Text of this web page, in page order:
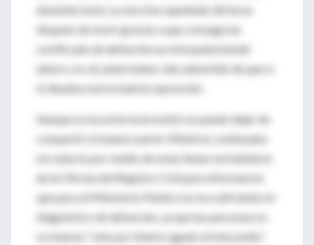
desenterrarlo). La otra fue sepultada 36 horas
después de morir gracias a que conseguí un
certificado de defunción en el hospital donde
laboro, no sin antes haber sido advertido de que si
lo llenaba mal no habría reposición.
Aunque se escuche inverosímil, no puedo dejar de
compartir mi buena suerte. Mientras continuaba
mi catarsis por medio de estas líneas me hablaron
de la Oficina del Registro Civil para informarme
que para el Ministerio Público no era suficiente mi
diagnóstico de defunción, ya que las personas no
se mueren "sólo por infarto agudo al miocardio",